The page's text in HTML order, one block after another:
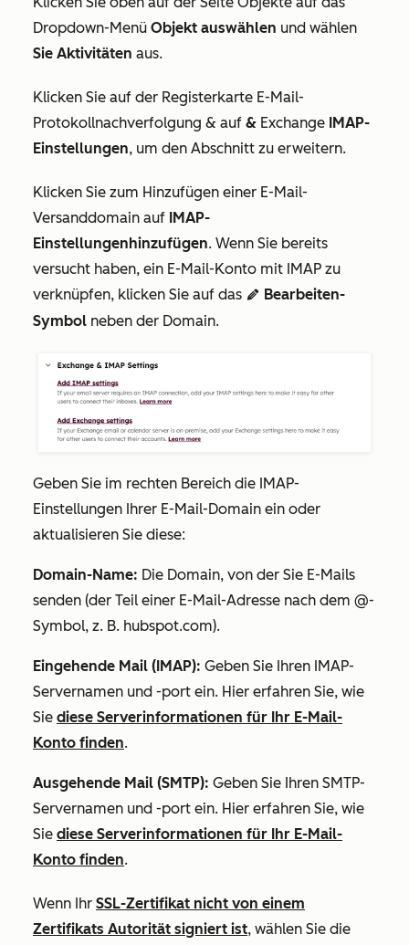
Dropdown-Menü Objekt auswählen und wählen
Sie Aktivitäten aus.
Klicken Sie auf der Registerkarte E-Mail-
Protokollnachverfolgung & auf & Exchange IMAP-
Einstellungen, um den Abschnitt zu erweitern.
Klicken Sie zum Hinzufügen einer E-Mail-
Versanddomain auf IMAP-
Einstellungenhinzufügen. Wenn Sie bereits
versucht haben, ein E-Mail-Konto mit IMAP zu
verknüpfen, klicken Sie auf das edit Bearbeiten-
Symbol neben der Domain.
Geben Sie im rechten Bereich die IMAP-
Einstellungen Ihrer E-Mail-Domain ein oder
aktualisieren Sie diese:
Domain-Name: Die Domain, von der Sie E-Mails
senden (der Teil einer E-Mail-Adresse nach dem @-
Symbol, z. B. hubspot.com).
Eingehende Mail (IMAP): Geben Sie Ihren IMAP-
Servernamen und -port ein. Hier erfahren Sie, wie
Sie diese Serverinformationen für Ihr E-Mail-
Konto finden.
Ausgehende Mail (SMTP): Geben Sie Ihren SMTP-
Servernamen und -port ein. Hier erfahren Sie, wie
Sie diese Serverinformationen für Ihr E-Mail-
Konto finden.
Wenn Ihr SSL-Zertifikat nicht von einem
Zertifikats Autorität signiert ist, wählen Sie die